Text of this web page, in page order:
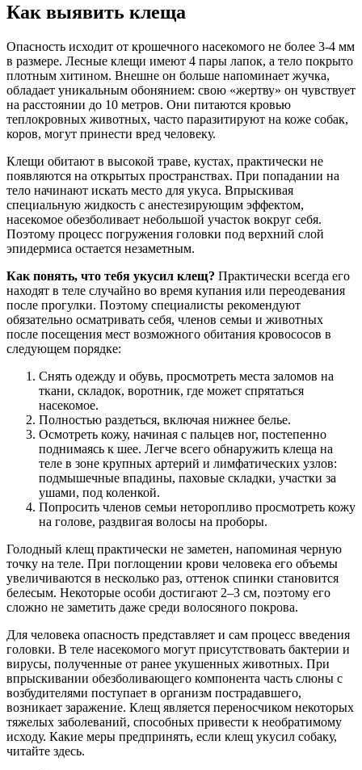
Как выявить клеща
Опасность исходит от крошечного насекомого не более 3-4 мм
в размере. Лесные клещи имеют 4 пары лапок, а тело покрыто
плотным хитином. Внешне он больше напоминает жучка,
обладает уникальным обонянием: свою «жертву» он чувствует
на расстоянии до 10 метров. Они питаются кровью
теплокровных животных, часто паразитируют на коже собак,
коров, могут принести вред человеку.
Клещи обитают в высокой траве, кустах, практически не
появляются на открытых пространствах. При попадании на
тело начинают искать место для укуса. Впрыскивая
специальную жидкость с анестезирующим эффектом,
насекомое обезболивает небольшой участок вокруг себя.
Поэтому процесс погружения головки под верхний слой
эпидермиса остается незаметным.
Как понять, что тебя укусил клещ? Практически всегда его
находят в теле случайно во время купания или переодевания
после прогулки. Поэтому специалисты рекомендуют
обязательно осматривать себя, членов семьи и животных
после посещения мест возможного обитания кровососов в
следующем порядке:
Снять одежду и обувь, просмотреть места заломов на
ткани, складок, воротник, где может спрятаться
насекомое.
Полностью раздеться, включая нижнее белье.
Осмотреть кожу, начиная с пальцев ног, постепенно
поднимаясь к шее. Легче всего обнаружить клеща на
теле в зоне крупных артерий и лимфатических узлов:
подмышечные впадины, паховые складки, участки за
ушами, под коленкой.
Попросить членов семьи неторопливо просмотреть кожу
на голове, раздвигая волосы на проборы.
Голодный клещ практически не заметен, напоминая черную
точку на теле. При поглощении крови человека его объемы
увеличиваются в несколько раз, оттенок спинки становится
белесым. Некоторые особи достигают 2–3 см, поэтому его
сложно не заметить даже среди волосяного покрова.
Для человека опасность представляет и сам процесс введения
головки. В теле насекомого могут присутствовать бактерии и
вирусы, полученные от ранее укушенных животных. При
впрыскивании обезболивающего компонента часть слюны с
возбудителями поступает в организм пострадавшего,
возникает заражение. Клещ является переносчиком некоторых
тяжелых заболеваний, способных привести к необратимому
исходу. Какие меры предпринять, если клещ укусил собаку,
читайте здесь.